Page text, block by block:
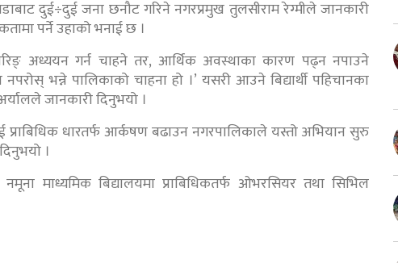
दुई÷दुई जना छनौट गरिने नगरप्रमुख तुलसीराम रेग्मीले जानकारी
पर्ने उहाको भनाई छ ।
अध्ययन गर्न चाहने तर, आर्थिक अवस्थाका कारण पढ्न नपाउने
भन्ने पालिकाको चाहना हो ।’ यसरी आउने बिद्यार्थी पहिचानका
जानकारी दिनुभयो ।
प्राबिधिक धारतर्फ आर्कषण बढाउन नगरपालिकाले यस्तो अभियान सुरु
।
माध्यमिक बिद्यालयमा प्राबिधिकतर्फ ओभरसियर तथा सिभिल